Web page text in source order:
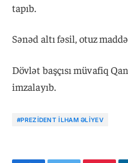
tapıb.
Sənəd altı fəsil, otuz
Dövlət başçısı müvafiq
imzalayıb.
#PREZIDENT İLHAM ƏLIYEV